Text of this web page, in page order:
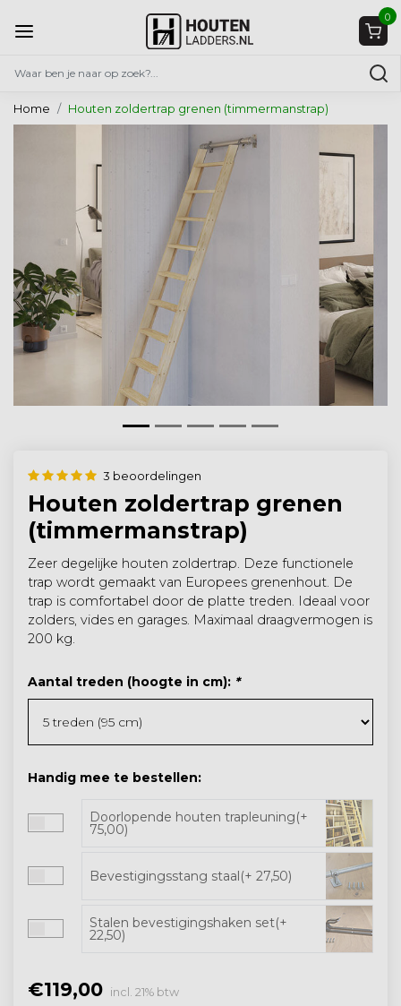
0
Home Houten zoldertrap grenen (timmermanstrap)
Vorige
3 beoordelingen
Houten zoldertrap grenen
(timmermanstrap)
Zeer degelijke houten zoldertrap. Deze functionele
trap wordt gemaakt van Europees grenenhout. De
trap is comfortabel door de platte treden. Ideaal voor
zolders, vides en garages. Maximaal draagvermogen is
200 kg.
Aantal treden (hoogte in cm): *
Handig mee te bestellen:
Doorlopende houten trapleuning(+
75,00)
Bevestigingsstang staal(+ 27,50)
Stalen bevestigingshaken set(+
22,50)
€119,00 incl. 21% btw